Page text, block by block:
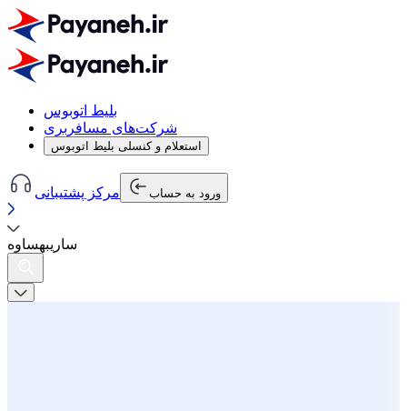
بلیط اتوبوس
شرکت‌های مسافربری
استعلام و کنسلی بلیط اتوبوس
مرکز پشتیبانی ورود به حساب
ساریبهساوه